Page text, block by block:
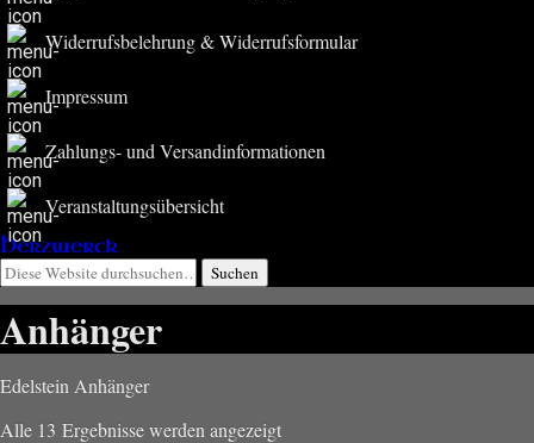
Widerrufsbelehrung & Widerrufsformular
Impressum
Zahlungs- und Versandinformationen
Veranstaltungsübersicht
Herzwerck
Anhänger
Edelstein Anhänger
Alle 13 Ergebnisse werden angezeigtNach